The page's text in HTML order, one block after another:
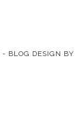
- BLOG DESIGN BY